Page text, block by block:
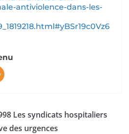
antiviolence-dans-les-
Les syndicats hospitaliers
des urgences